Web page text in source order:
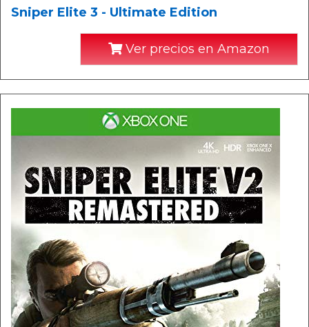
Sniper Elite 3 - Ultimate Edition
Ver precios en Amazon